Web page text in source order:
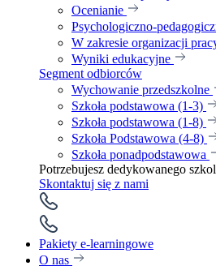
Ocenianie
Psychologiczno-
W zakresie organizacji
Wyniki edukacyjne
Segment odbiorców
Wychowanie przedszkolne
Szkoła podstawowa (1-3)
Szkoła podstawowa (1-8)
Szkoła Podstawowa (4-8)
Szkoła ponadpodstawowa
Potrzebujesz dedykowanego
Skontaktuj się z nami
Pakiety e-learningowe
O nas